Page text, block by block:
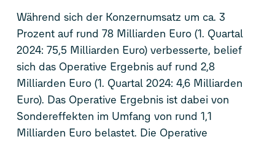
Während sich der Konzernumsatz um ca. 3
Prozent auf rund 78 Milliarden Euro (1. Quartal
2024: 75,5 Milliarden Euro) verbesserte, belief
sich das Operative Ergebnis auf rund 2,8
Milliarden Euro (1. Quartal 2024: 4,6 Milliarden
Euro). Das Operative Ergebnis ist dabei von
Sondereffekten im Umfang von rund 1,1
Milliarden Euro belastet. Die Operative